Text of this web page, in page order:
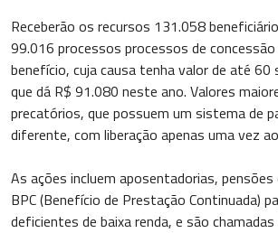
Receberão os recursos 131.058
99.016 processos processos de
benefício, cuja causa tenha valor de até 60
que dá R$ 91.080 neste ano. Valores
precatórios, que possuem um sistema de
diferente, com liberação apenas uma vez
As ações incluem aposentadorias, pensões
BPC (Benefício de Prestação Continuada)
deficientes de baixa renda, e são chamadas